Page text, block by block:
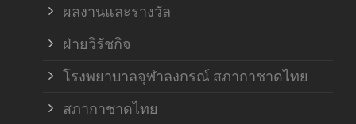
ผลงานและรางวัล
ฝ่ายวิรัชกิจ
โรงพยาบาลจุฬาลงกรณ์ สภากาชาดไทย
สภากาชาดไทย